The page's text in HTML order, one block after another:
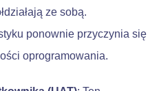
ze sobą.
ponownie przyczynia się
oprogramowania.